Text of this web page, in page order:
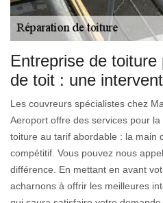
Entreprise de
de toit : une
Les couvreurs spécialistes chez
Aeroport offre des services pour
toiture au tarif abordable : la main
compétitif. Vous pouvez nous
différence. En mettant en avant
acharnons à offrir les meilleures